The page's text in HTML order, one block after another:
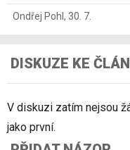
Ondřej Pohl , 30. 7.
DISKUZE KE
V diskuzi zatím nejsou
jako první.